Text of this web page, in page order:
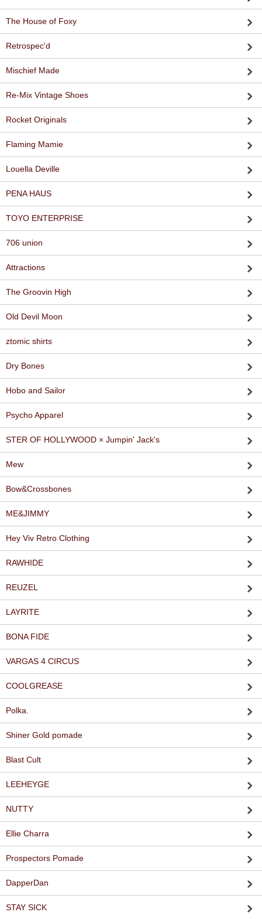
The House of Foxy
Retrospec'd
Mischief Made
Re-Mix Vintage Shoes
Rocket Originals
Flaming Mamie
Louella Deville
PENA HAUS
TOYO ENTERPRISE
706 union
Attractions
The Groovin High
Old Devil Moon
ztomic shirts
Dry Bones
Hobo and Sailor
Psycho Apparel
STER OF HOLLYWOOD × Jumpin' Jack's
Mew
Bow&Crossbones
ME&JIMMY
Hey Viv Retro Clothing
RAWHIDE
REUZEL
LAYRITE
BONA FIDE
VARGAS 4 CIRCUS
COOLGREASE
Polka.
Shiner Gold pomade
Blast Cult
LEEHEYGE
NUTTY
Ellie Charra
Prospectors Pomade
DapperDan
STAY SICK